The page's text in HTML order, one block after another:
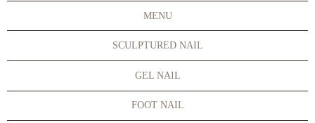
MENU
SCULPTURED NAIL
GEL NAIL
FOOT NAIL